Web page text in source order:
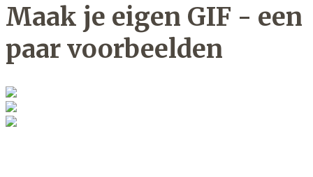
Maak je eigen GIF - een
paar voorbeelden